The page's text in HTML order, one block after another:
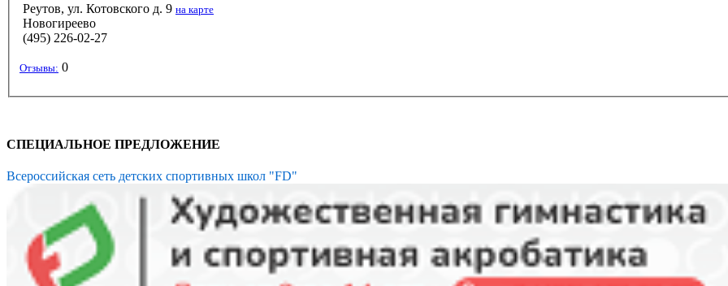
Реутов, ул. Котовского д. 9 на карте
Новогиреево
(495) 226-02-27
Отзывы: 0
СПЕЦИАЛЬНОЕ ПРЕДЛОЖЕНИЕ
Всероссийская сеть детских спортивных школ "FD"